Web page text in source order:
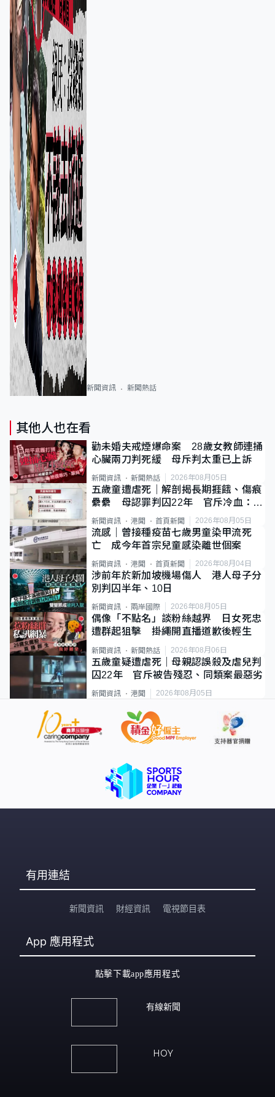
新聞資訊 新聞熱話
其他人也在看
勸未婚夫戒煙爆命案 28歲女教師連捅
心臟兩刀判死緩 母斥判太重已上訴
新聞資訊 新聞熱話 2026年08月05日
五歲童遭虐死｜解剖揭長期捱餓、傷痕
纍纍 母認罪判囚22年 官斥冷血：同
類案最惡劣
新聞資訊 港聞 首頁新聞 2026年08月05日
流感｜曾接種疫苗七歲男童染甲流死
亡 成今年首宗兒童感染離世個案
新聞資訊 港聞 首頁新聞 2026年08月04日
涉前年於新加坡機場傷人 港人母子分
別判囚半年、10日
新聞資訊 兩岸國際 2026年08月05日
偶像「不點名」談粉絲越界 日女死忠
遭群起狙擊 掛繩開直播道歉後輕生
新聞資訊 新聞熱話 2026年08月06日
五歲童疑遭虐死｜母親認誤殺及虐兒判
囚22年 官斥被告殘忍、同類案最惡劣
新聞資訊 港聞 2026年08月05日
有用連結
新聞資訊 財經資訊 電視節目表
App 應用程式
點擊下載app應用程式
有線新聞
HOY